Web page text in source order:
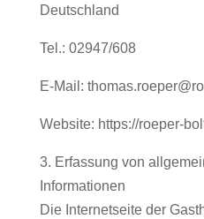
Deutschland
Tel.: 02947/608
E-Mail:
Website: https://roeper-
3. Erfassung von
Informationen
Die Internetseite der